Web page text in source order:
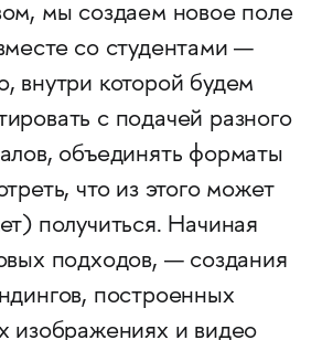
мы создаем новое поле
со студентами —
внутри которой будем
с подачей разного
объединять форматы
что из этого может
получиться. Начиная
подходов, — создания
построенных
изображениях и видео